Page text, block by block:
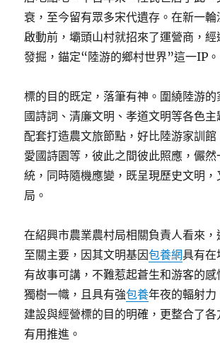
衰，至今留有眾多宋代遺存。在新一輪
啟動前，壩頭山村就招來了運營商，
發掘，錨定“陸游的鄉村世界”這一IP。
標的目的既定，落筆有神。圍繞陸游的
國詩詞、清廉文明、孝道文明等各色
配套打造農文旅節點，好比陸游家訓館
愛國詩園等，彼此之間彼此照應，儼然
統，同時隨機應變，既呈現歷史文明，
局。
在紹興市農業農村局相關負責人看來，
至關主要，因其文明基因包養網具有在
有故事可講，不難惹起蒼生和游客的
獨樹一幟，且具有強包養年夜的輻射
建設與經營標的目的明確，更整合了
有用推進。